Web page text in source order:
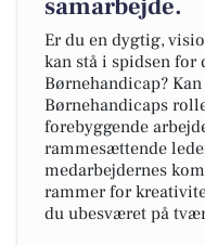
samarbejde.
Er du en dygtig,
kan stå i spidsen
Børnehandicap?
Børnehandicaps
forebyggende
rammesættende
medarbejdernes
rammer for
du ubesværet på